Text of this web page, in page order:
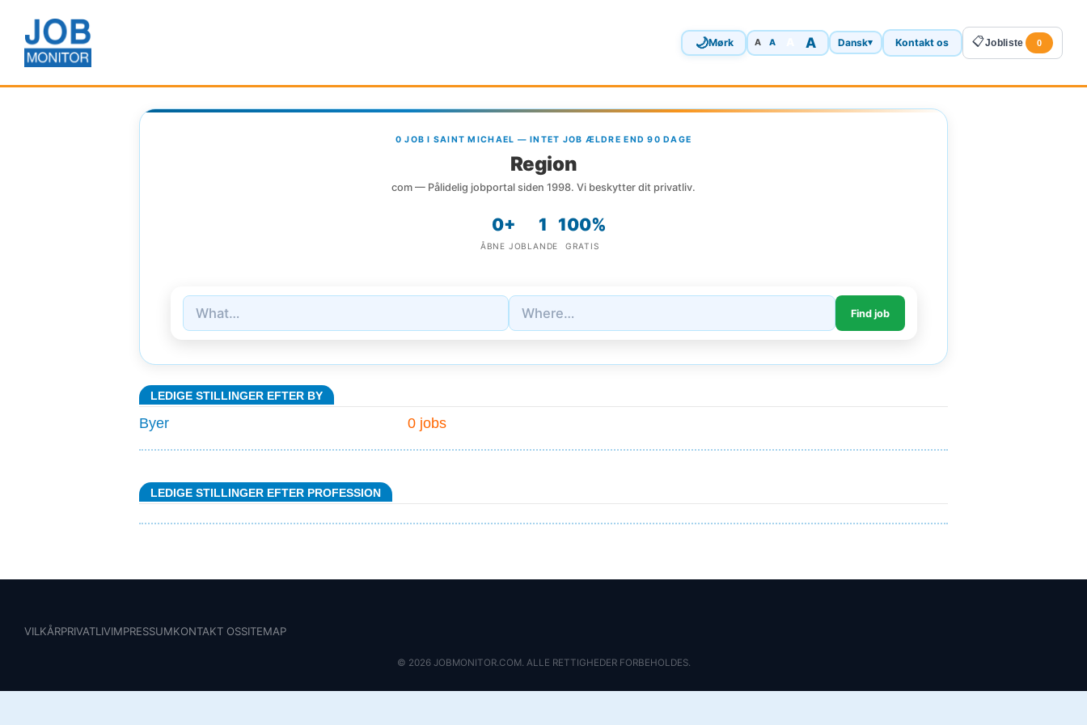
🌙Mørk A A A Dansk▾ Kontakt os 📋Jobliste 0
0 JOB I SAINT MICHAEL — INTET JOB ÆLDRE END 90 DAGE
Region
com — Pålidelig jobportal siden 1998. Vi beskytter dit privatliv.
0+
ÅBNE JOB
1
LANDE
100%
GRATIS
LEDIGE STILLINGER EFTER BY
0 jobs
Byer
LEDIGE STILLINGER EFTER PROFESSION
VILKÅRPRIVATLIVIMPRESSUMKONTAKT OSSITEMAP
© 2026 JOBMONITOR.COM. ALLE RETTIGHEDER FORBEHOLDES.